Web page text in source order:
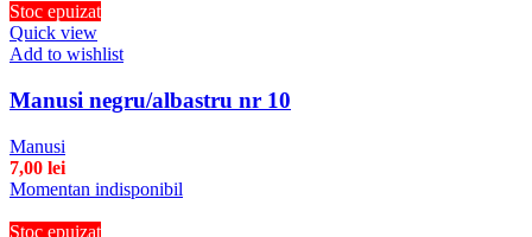
Stoc epuizat
Quick view
Add to wishlist
Manusi negru/albastru nr 10
Manusi
7,00 lei
Momentan indisponibil
Stoc epuizat